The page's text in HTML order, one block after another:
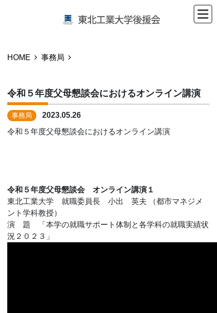
HOME 事務局
令和５年度父母懇談会におけるオンライン講演
事務局
2023.05.26
令和５年度父母懇談会におけるオンライン講演
令和５年度父母懇談会 オンライン講演１
東北工業大学 就職委員長 小出 英夫 （都市マネジメ
ント学科教授）
演 題 「本学の就職サポート体制と各学科の就職実績状
況２０２３」